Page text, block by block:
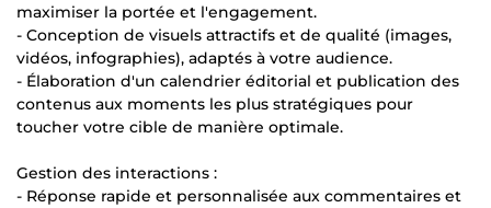
maximiser la portée et l'engagement.
- Conception de visuels attractifs et de qualité (images,
vidéos, infographies), adaptés à votre audience.
- Élaboration d'un calendrier éditorial et publication des
contenus aux moments les plus stratégiques pour
toucher votre cible de manière optimale.
Gestion des interactions :
- Réponse rapide et personnalisée aux commentaires et